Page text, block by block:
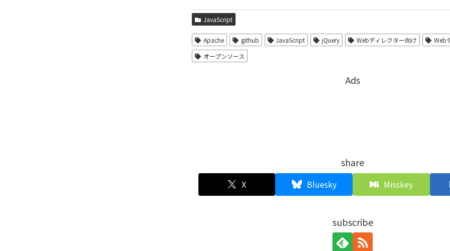
JavaScript
Apache github JavaScript jQuery Webディレクター向け
Web
オープンソース
Ads
share
X Bluesky Misskey
subscribe